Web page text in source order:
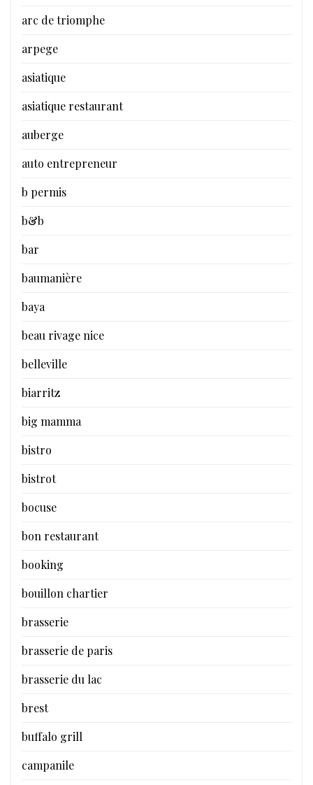
arc de triomphe
arpege
asiatique
asiatique restaurant
auberge
auto entrepreneur
b permis
b&b
bar
baumanière
baya
beau rivage nice
belleville
biarritz
big mamma
bistro
bistrot
bocuse
bon restaurant
booking
bouillon chartier
brasserie
brasserie de paris
brasserie du lac
brest
buffalo grill
campanile